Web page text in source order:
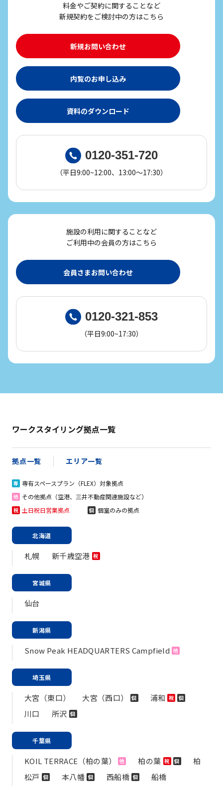
料金やご契約に関することなど
新規契約をご検討中の方はこちら
新規お問い合わせ
内覧のお申し込み
資料のダウンロード
0120-351-720
（平日9:00~12:00、13:00～17:30）
施設の利用に関することなど
ご利用中の会員の方はこちら
会員さまお問い合わせ
0120-321-853
（平日9:00~17:30）
ワークスタイリング拠点一覧
拠点一覧 エリア一覧
専 専有スペースプラン（FLEX）対象拠点
他 その他拠点（空港、三井不動産関連施設など）
祝 土日祝日営業拠点 個 個室のみの拠点
北海道
札幌 新千歳空港 祝
宮城県
仙台
新潟県
Snow Peak HEADQUARTERS Campfield 他
埼玉県
大宮（東口） 大宮（西口） 個 浦和 祝 個
川口 所沢 個
千葉県
KOIL TERRACE（柏の葉） 他 柏の葉 祝 個
柏
松戸 個 本八幡 個 西船橋 個 船橋